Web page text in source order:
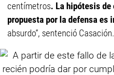
centímetros. La hipótesis
propuesta por la defensa es
absurdo”, sentenció Casación.